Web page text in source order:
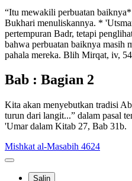
“Itu mewakili perbuatan
Bukhari menuliskannya. *
pertempuran Badr, tetapi
bahwa perbuatan baiknya masih
pahala mereka. Blih Mirqat, iv,
Bab : Bagian 2
Kita akan menyebutkan tradisi
turun dari langit...” dalam pasal
'Umar dalam Kitab 27, Bab 31b.
Mishkat al-Masabih 4624
Salin